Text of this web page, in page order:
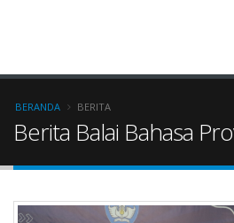
BERANDA BERITA
Berita Balai Bahasa